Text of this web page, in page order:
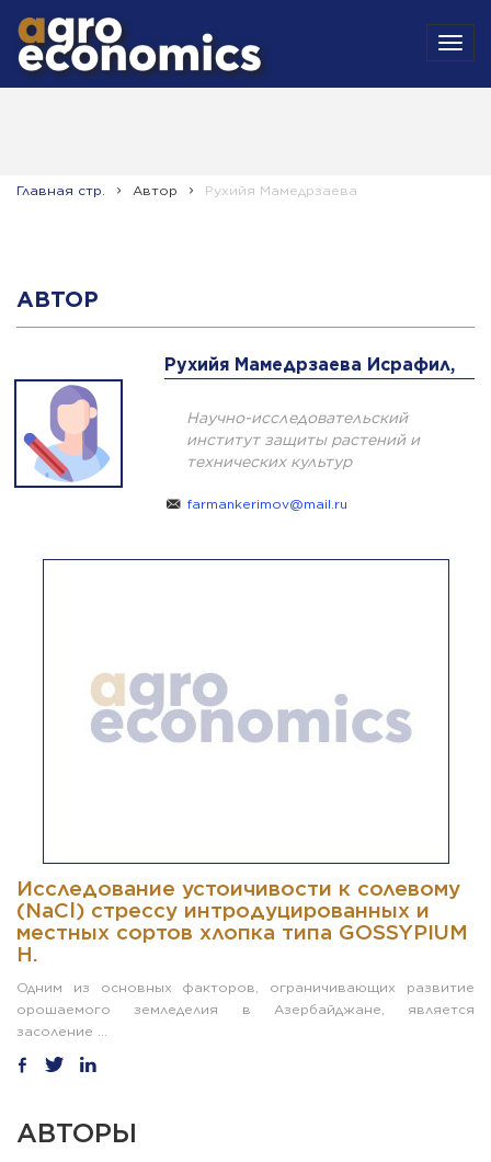
Главная стр. Автор Рухийя Мамедрзаева
АВТОР
Рухийя Мамедрзаева Исрафил,
Научно-исследовательский
институт защиты растений и
технических культур
farmankerimov@mail.ru
Исследование устоичивости к солевому
(NaCl) стрессу интродуцированных и
местных сортов хлопка типа GOSSYPIUM
H.
Одним из основных факторов, ограничивающих развитие
орошаемого земледелия в Азербайджане, является
засоление ...
АВТОРЫ